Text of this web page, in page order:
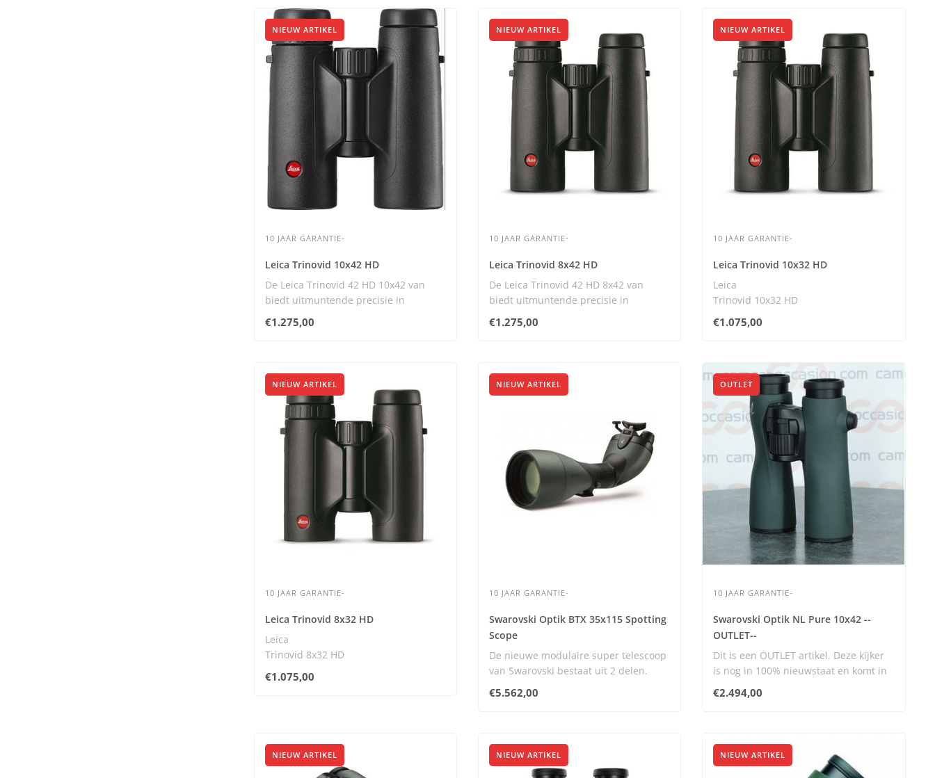
NIEUW ARTIKEL
10 JAAR GARANTIE-
Leica Trinovid 10x42 HD
De Leica Trinovid 42 HD 10x42 van
biedt uitmuntende precisie in
combinatie met s..
€1.275,00
NIEUW ARTIKEL
10 JAAR GARANTIE-
Leica Trinovid 8x42 HD
De Leica Trinovid 42 HD 8x42 van
biedt uitmuntende precisie in
combinatie met st..
€1.275,00
NIEUW ARTIKEL
10 JAAR GARANTIE-
Leica Trinovid 10x32 HD
Leica
Trinovid 10x32 HD
De Leica Trinovid 10x32 HD biedt
uitmuntende precisie ..
€1.075,00
NIEUW ARTIKEL
10 JAAR GARANTIE-
Leica Trinovid 8x32 HD
Leica
Trinovid 8x32 HD
De Leica Trinovid 8x32 HD biedt
uitmuntende precisie in..
€1.075,00
NIEUW ARTIKEL
10 JAAR GARANTIE-
Swarovski Optik BTX 35x115 Spotting
Scope
De nieuwe modulaire super telescoop
van Swarovski bestaat uit 2 delen.
Deze is u..
€5.562,00
OUTLET
10 JAAR GARANTIE-
Swarovski Optik NL Pure 10x42 --
OUTLET--
Dit is een OUTLET artikel. Deze kijker
is nog in 100% nieuwstaat en komt in
orig..
€2.494,00
NIEUW ARTIKEL NIEUW ARTIKEL NIEUW ARTIKEL